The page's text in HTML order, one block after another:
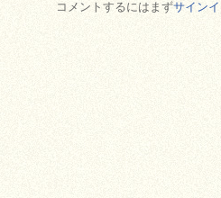
コメントするにはまずサイン